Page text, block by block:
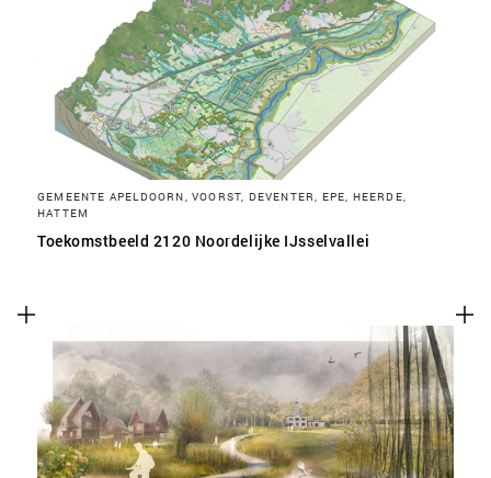
GEMEENTE APELDOORN, VOORST, DEVENTER, EPE, HEERDE,
HATTEM
Toekomstbeeld 2120 Noordelijke IJsselvallei
SLA VOORKEUREN OP